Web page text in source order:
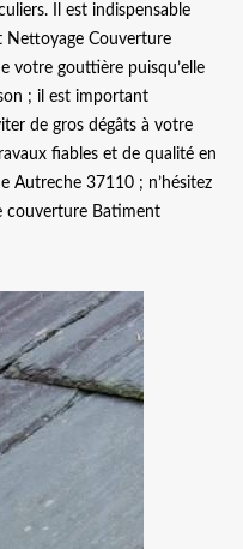
Il est indispensable
Nettoyage Couverture
votre gouttière puisqu’elle
; il est important
de gros dégâts à votre
fiables et de qualité en
Autreche 37110 ; n’hésitez
couverture Batiment